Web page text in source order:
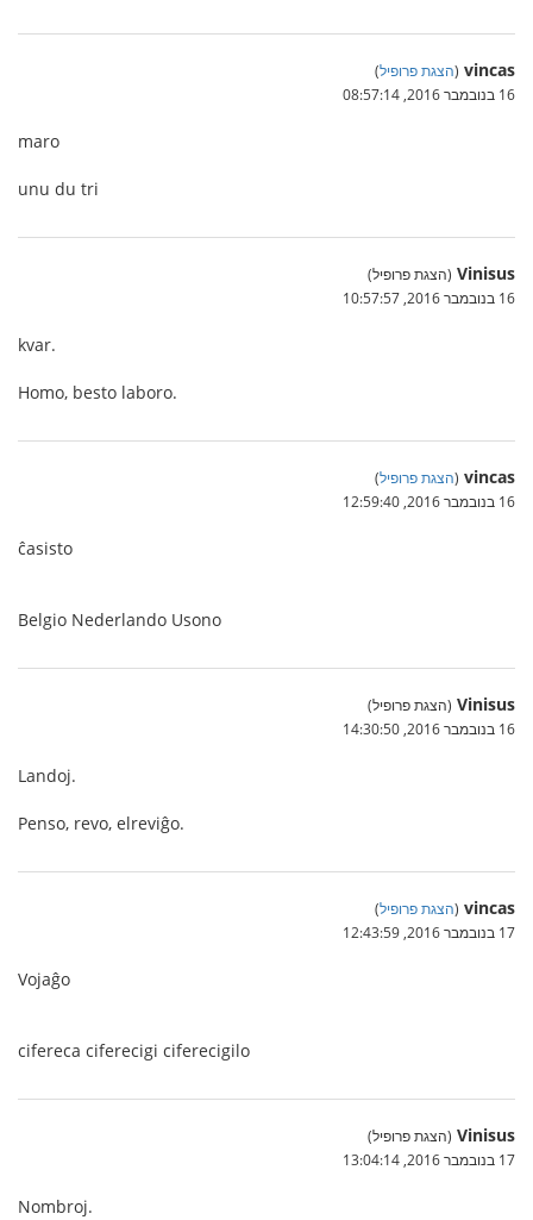
vincas
(הצגת פרופיל)
16 בנובמבר 2016, 08:57:14
maro
unu du tri
Vinisus (הצגת פרופיל)
16 בנובמבר 2016, 10:57:57
kvar.
Homo, besto laboro.
vincas
(הצגת פרופיל)
16 בנובמבר 2016, 12:59:40
ĉasisto
Belgio Nederlando Usono
Vinisus (הצגת פרופיל)
16 בנובמבר 2016, 14:30:50
Landoj.
Penso, revo, elreviĝo.
vincas
(הצגת פרופיל)
17 בנובמבר 2016, 12:43:59
Vojaĝo
cifereca ciferecigi ciferecigilo
Vinisus (הצגת פרופיל)
17 בנובמבר 2016, 13:04:14
Nombroj.